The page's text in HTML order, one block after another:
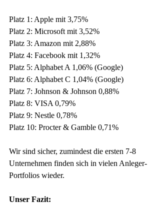
Platz 1: Apple mit 3,75%
Platz 2: Microsoft mit 3,52%
Platz 3: Amazon mit 2,88%
Platz 4: Facebook mit 1,32%
Platz 5: Alphabet A 1,06% (Google)
Platz 6: Alphabet C 1,04% (Google)
Platz 7: Johnson & Johnson 0,88%
Platz 8: VISA 0,79%
Platz 9: Nestle 0,78%
Platz 10: Procter & Gamble 0,71%
Wir sind sicher, zumindest die ersten 7-8
Unternehmen finden sich in vielen Anleger-
Portfolios wieder.
Unser Fazit: